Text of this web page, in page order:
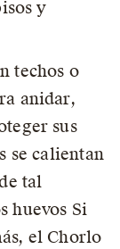
y
techos o
anidar,
sus
se calientan
tal
huevos Si
el Chorlo